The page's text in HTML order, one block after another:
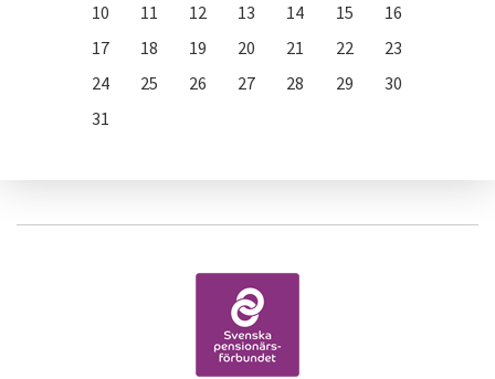
10
11 12 13 14 15
16
17
18 19 20 21 22
23
24
25 26 27 28 29
30
31